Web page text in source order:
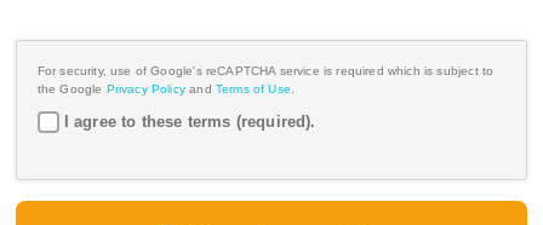
For security, use of Google's reCAPTCHA service is required which is subject to
the Google Privacy Policy and Terms of Use
I agree to these terms (required).